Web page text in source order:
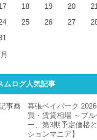
18 19 20
25 26 27
ムログ人気記事
幕張ベイパーク
買・賃貸相場 ～ブ
ー、第3期予定価格
ションマニア】